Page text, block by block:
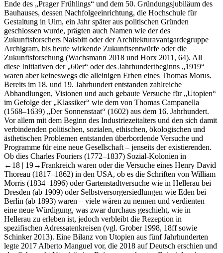
Ende des „Prager Frühlings“ und dem 50. Gründungsjubiläum des
Bauhauses, dessen Nachfolgeeinrichtung, die Hochschule für
Gestaltung in Ulm, ein Jahr später aus politischen Gründen
geschlossen wurde, prägten auch Namen wie der des
Zukunftsforschers Naisbitt oder der Architekturavantgardegruppe
Archigram, bis heute wirkende Zukunftsentwürfe oder die
Zukunftsforschung (Wachsmann 2018 und Horx 2011 , 64). All
diese Initiativen der „60er“ oder des Jahrhundertbeginns „1919“
waren aber keineswegs die alleinigen Erben eines Thomas Morus.
Bereits im 18. und 19. Jahrhundert entstanden zahlreiche
Abhandlungen, Visionen und auch gebaute Versuche für „Utopien“
im Gefolge der „Klassiker“ wie dem von Thomas Campanella
(1568–1639) „Der Sonnenstaat“ (1602) aus dem 16. Jahrhundert.
Vor allem mit dem Beginn des Industriezeitalters und den sich damit
verbindenden politischen, sozialen, ethischen, ökologischen und
ästhetischen Problemen entstanden überbordende Versuche und
Programme für eine neue Gesellschaft – jenseits der existierenden.
Ob dies Charles Fouriers (1772–1837) Sozial-Kolonien in
←18 | 19→Frankreich waren oder die Versuche eines Henry David
Thoreau (1817–1862) in den USA, ob es die Schriften von William
Morris (1834–1896) oder Gartenstadtversuche wie in Hellerau bei
Dresden (ab 1909) oder Selbstversorgersiedlungen wie Eden bei
Berlin (ab 1893) waren – viele wären zu nennen und verdienten
eine neue Würdigung, was zwar durchaus geschieht, wie in
Hellerau zu erleben ist, jedoch verbleibt die Rezeption in
spezifischen Adressatenkreisen (vgl. Grober 1998, 18ff sowie
Schinker 2013). Eine Bilanz von Utopien aus fünf Jahrhunderten
legte 2017 Alberto Manguel vor, die 2018 auf Deutsch erschien und